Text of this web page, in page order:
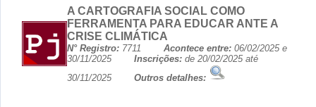
A CARTOGRAFIA SOCIAL COMO
FERRAMENTA PARA EDUCAR ANTE A
CRISE CLIMÁTICA
N° Registro: 7711 Acontece entre: 06/02/2025 e
30/11/2025 Inscrições: de 20/02/2025 até
30/11/2025 Outros detalhes: